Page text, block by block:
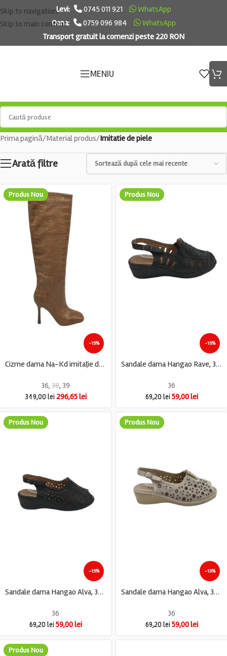
Skip to navigation
Skip to main content
Levi: 0745 011 921
WhatsApp
Oana:
0759 096 984
WhatsApp
Transport gratuit la comenzi peste 220 RON
MENIU
Prima pagină/Material produs/Imitatie de piele
Arată filtre
Produs Nou
-15%
Cizme dama Na-Kd imitație de piele, maro
36, 38, 39
349,00lei 296,65lei
Produs Nou
-15%
Sandale dama Hangao Rave, 36, imitatie de piele, negru
36
69,20lei 59,00lei
Produs Nou
-15%
Sandale dama Hangao Alva, 36, imitatie de piele negru
36
69,20lei 59,00lei
Produs Nou
-15%
Sandale dama Hangao Alva, 36, imitatie de piele, crem gri
36
69,20lei 59,00lei
Produs Nou